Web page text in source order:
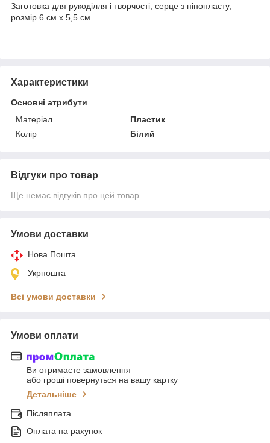
Заготовка для рукоділля і творчості, серце з пінопласту,
розмір 6 см х 5,5 см.
Характеристики
Основні атрибути
Матеріал
Пластик
Колір
Білий
Відгуки про товар
Ще немає відгуків про цей товар
Умови доставки
Нова Пошта
Укрпошта
Всі умови доставки
Умови оплати
Ви отримаєте замовлення
або гроші повернуться на вашу картку
Детальніше
Післяплата
Оплата на рахунок